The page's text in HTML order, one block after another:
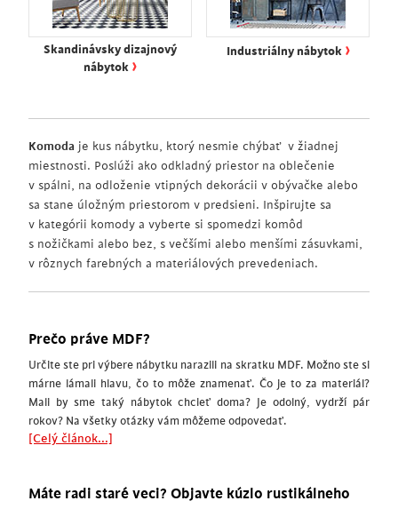
Skandinávsky dizajnový
nábytok ›
Industriálny nábytok ›
Komoda je kus nábytku, ktorý nesmie chýbať v žiadnej
miestnosti. Poslúži ako odkladný priestor na oblečenie
v spálni, na odloženie vtipných dekorácii v obývačke alebo
sa stane úložným priestorom v predsieni. Inšpirujte sa
v kategórii komody a vyberte si spomedzi komôd
s nožičkami alebo bez, s večšími alebo menšími zásuvkami,
v rôznych farebných a materiálových prevedeniach.
Prečo práve MDF?
Určite ste pri výbere nábytku narazili na skratku MDF. Možno ste si
márne lámali hlavu, čo to môže znamenať. Čo je to za materiál?
Mali by sme taký nábytok chcieť doma? Je odolný, vydrží pár
rokov? Na všetky otázky vám môžeme odpovedať.
[Celý článok...]
Máte radi staré veci? Objavte kúzlo rustikálneho